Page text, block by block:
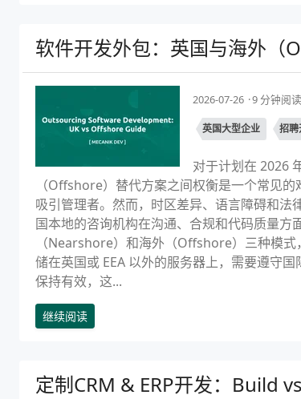
软件开发外包：英国与海外（
2026-07-26 9 分钟阅读
英国大型企业 招聘
对于计划在 2026
（Offshore）替代方案之间权衡是一个常见
吸引管理者。然而，时区差异、语言障碍和
国本地的咨询机构在沟通、合规和代码质量
（Nearshore）和海外（Offshore）三种模
储在英国或 EEA 以外的服务器上，需要遵守
保持有效，这...
继续阅读
定制CRM & ERP开发：Build